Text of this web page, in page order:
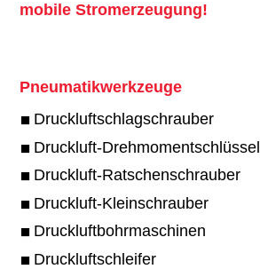
mobile Stromerzeugung!
Pneumatikwerkzeuge
Druckluftschlagschrauber
Druckluft-Drehmomentschlüssel
Druckluft-Ratschenschrauber
Druckluft-Kleinschrauber
Druckluftbohrmaschinen
Druckluftschleifer